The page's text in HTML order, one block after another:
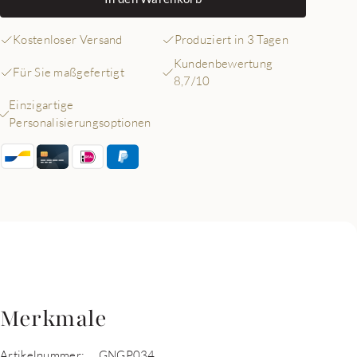
Kostenloser Versand Produziert in 3 Tagen
Für Sie maßgefertigt
Kundenbewertung
8,7/10
Einzigartige
Personalisierungsoptionen
Merkmale